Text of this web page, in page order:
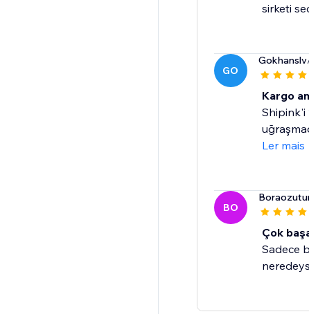
sirketi
GO
Gokhanslv
Kargo
Shipink'i
Ler mais
BO
Çok
Sadece